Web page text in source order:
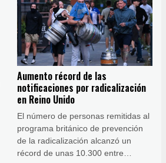
esclarecer.
Aumento récord de las
notificaciones por radicalización
en Reino Unido
El número de personas remitidas al
programa británico de prevención
de la radicalización alcanzó un
récord de unas 10.300 entre